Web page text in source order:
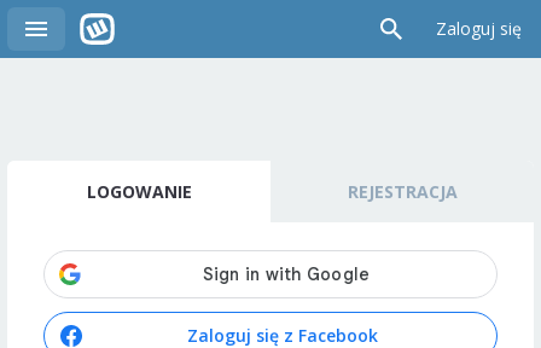
Zaloguj się
LOGOWANIE REJESTRACJA
Zaloguj się z Facebook